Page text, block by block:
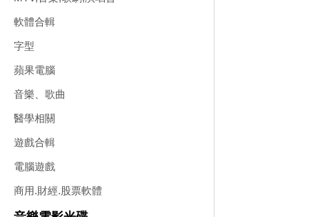
軟體合輯
字型
蘋果電腦
音樂、歌曲
醫學相關
遊戲合輯
電腦遊戲
商用.財經.股票軟體